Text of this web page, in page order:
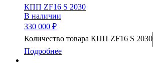
КПП ZF16 S 2030
В наличии
330 000 ₽
Количество товара КПП ZF16 S 2030
Подробнее